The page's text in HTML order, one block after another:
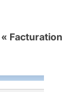
« Facturation